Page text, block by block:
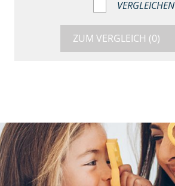
VERGLEICHEN
ZUM VERGLEICH (0)